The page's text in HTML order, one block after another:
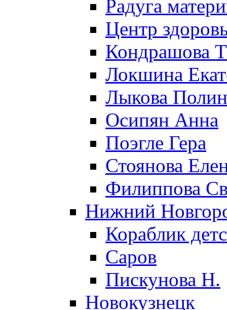
Радуга
Центр
Кондрашова
Локшина
Лыкова
Осипян Анна
Поэгле Гера
Стоянова
Филиппова
Нижний
Кораблик
Саров
Пискунова Н.
Новокузнецк